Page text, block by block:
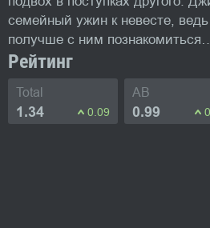
семейный ужин к невесте,
получше с ним
Рейтинг
Total
1.34 0.09
AB
0.99